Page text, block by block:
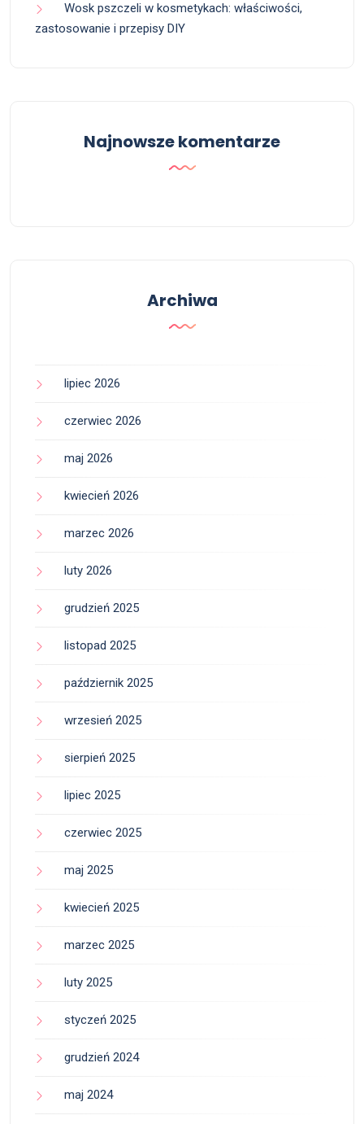
Wosk pszczeli w kosmetykach: właściwości,
zastosowanie i przepisy DIY
Najnowsze komentarze
Archiwa
lipiec 2026
czerwiec 2026
maj 2026
kwiecień 2026
marzec 2026
luty 2026
grudzień 2025
listopad 2025
październik 2025
wrzesień 2025
sierpień 2025
lipiec 2025
czerwiec 2025
maj 2025
kwiecień 2025
marzec 2025
luty 2025
styczeń 2025
grudzień 2024
maj 2024